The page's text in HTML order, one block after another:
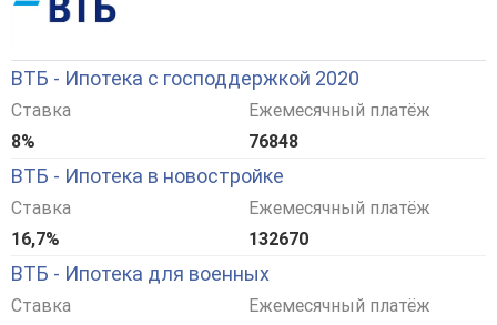
ВТБ - Ипотека с господдержкой 2020
Ставка
8%
Ежемесячный платёж
76848
ВТБ - Ипотека в новостройке
Ставка
16,7%
Ежемесячный платёж
132670
ВТБ - Ипотека для военных
Ставка
Ежемесячный платёж